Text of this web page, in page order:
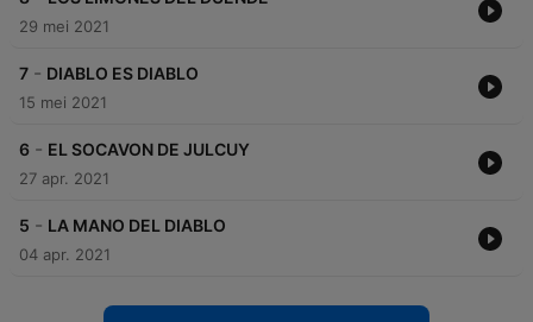
29 mei 2021
7 - DIABLO ES DIABLO
15 mei 2021
6 - EL SOCAVON DE JULCUY
27 apr. 2021
5 - LA MANO DEL DIABLO
04 apr. 2021